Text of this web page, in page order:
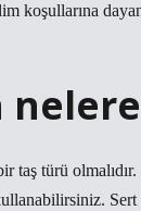
koşullarına
taş türü